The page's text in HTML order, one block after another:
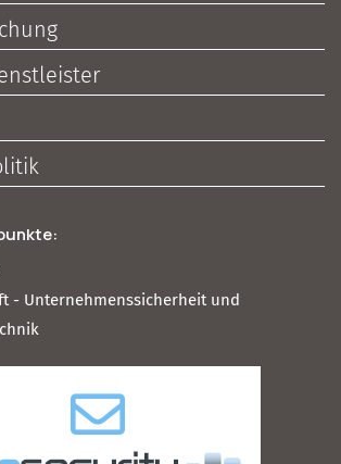
- Unternehmenssicherheit und